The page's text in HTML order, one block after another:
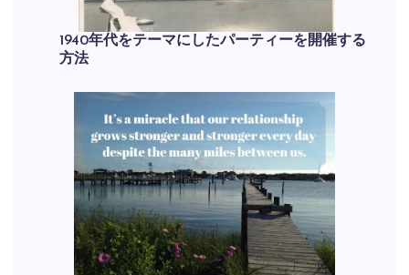
1940年代をテーマにしたパーティーを開催する
方法